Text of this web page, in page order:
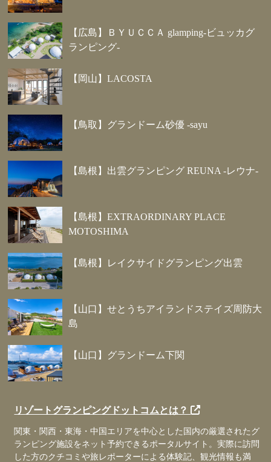
【広島】ＢＹＵＣＣＡ glamping-ビュッカグ
ランピング-
【岡山】LACOSTA
【鳥取】グランドーム砂優 -sayu
【島根】出雲グランピング REUNA -レウナ-
【島根】EXTRAORDINARY PLACE
MOTOSHIMA
【島根】レイクサイドグランピング出雲
【山口】せとうちアイランドステイズ周防大
島
【山口】グランドーム下関
リゾートグランピングドットコムとは？
関東・関西・東海・中国エリアを中心とした国内の厳選されたグ
ランピング施設をネット予約できるポータルサイト。実際に訪問
した方のクチコミや旅レポーターによる体験記、観光情報も満